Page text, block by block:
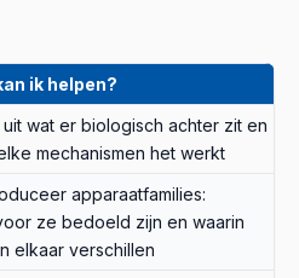
ik helpen?
wat er biologisch achter zit en
mechanismen het werkt
apparaatfamilies:
ze bedoeld zijn en waarin
elkaar verschillen